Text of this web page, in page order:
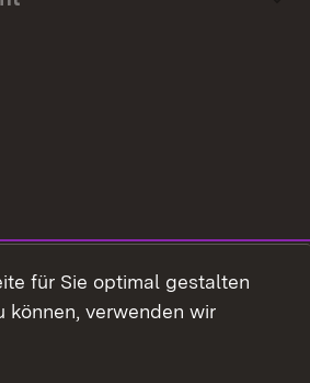
für Sie optimal gestalten
können, verwenden wir